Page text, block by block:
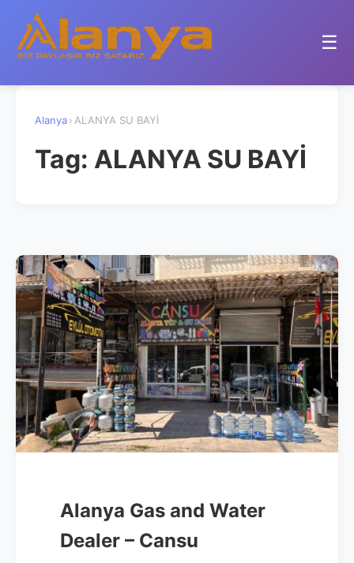
☰
Alanya› ALANYA SU BAYİ
Tag: ALANYA SU BAYİ
Alanya Gas and Water
Dealer – Cansu